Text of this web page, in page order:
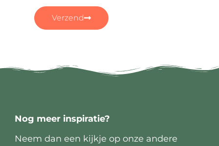
Verzend
Nog meer inspiratie?
Neem dan een kijkje op onze andere